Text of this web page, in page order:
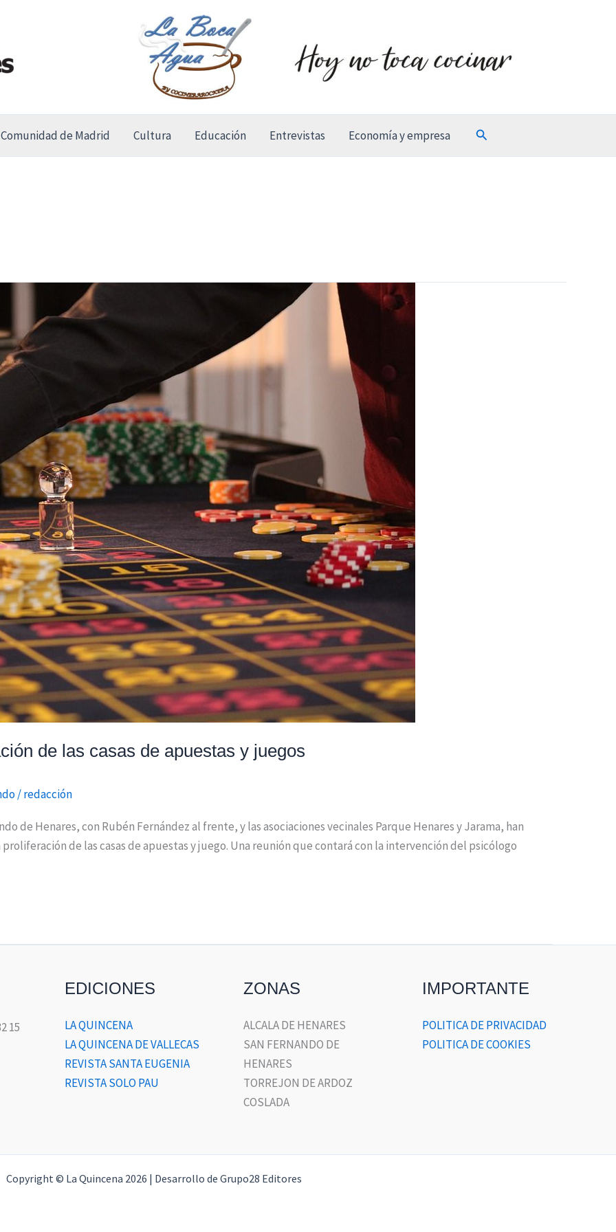
Comunidad de Madrid Cultura Educación Entrevistas Economía y empresa Buscar
de las casas de apuestas y juegos
/redacción
de Henares, con Rubén Fernández al frente, y las asociaciones vecinales Parque Henares y Jarama, han
de las casas de apuestas y juego. Una reunión que contará con la intervención del psicólogo
15
EDICIONES
LA QUINCENA
LA QUINCENA DE VALLECAS
REVISTA SANTA EUGENIA
REVISTA SOLO PAU
ZONAS
ALCALA DE HENARES
SAN FERNANDO DE
HENARES
TORREJON DE ARDOZ
COSLADA
IMPORTANTE
POLITICA DE PRIVACIDAD
POLITICA DE COOKIES
Copyright © La Quincena 2026 | Desarrollo de Grupo28 Editores